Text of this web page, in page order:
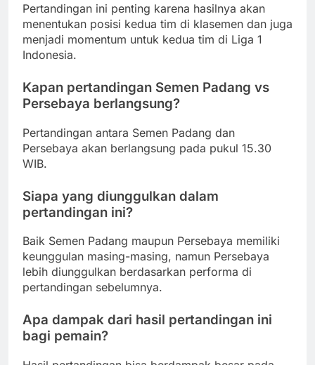
Pertandingan ini penting karena hasilnya akan
menentukan posisi kedua tim di klasemen dan juga
menjadi momentum untuk kedua tim di Liga 1
Indonesia.
Kapan pertandingan Semen Padang vs
Persebaya berlangsung?
Pertandingan antara Semen Padang dan
Persebaya akan berlangsung pada pukul 15.30
WIB.
Siapa yang diunggulkan dalam
pertandingan ini?
Baik Semen Padang maupun Persebaya memiliki
keunggulan masing-masing, namun Persebaya
lebih diunggulkan berdasarkan performa di
pertandingan sebelumnya.
Apa dampak dari hasil pertandingan ini
bagi pemain?